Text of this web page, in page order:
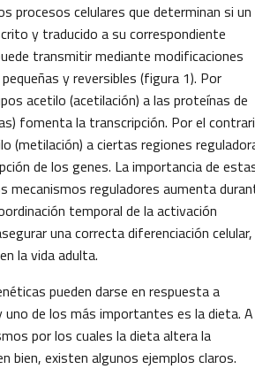
procesos celulares que determinan si un
y traducido a su correspondiente
transmitir mediante modificaciones
y reversibles (figura 1). Por
acetilo (acetilación) a las proteínas de
fomenta la transcripción. Por el
(metilación) a ciertas regiones
de los genes. La importancia de
mecanismos reguladores aumenta
temporal de la activación
una correcta diferenciación celular,
la vida adulta.
pueden darse en respuesta a
de los más importantes es la dieta. A
por los cuales la dieta altera la
bien, existen algunos ejemplos claros.